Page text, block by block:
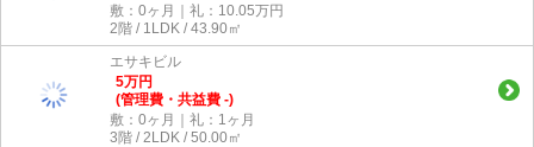
敷：0ヶ月｜礼：10.05万円
2階 / 1LDK / 43.90㎡
エサキビル
5万円
(管理費・共益費 -)
敷：0ヶ月｜礼：1ヶ月
3階 / 2LDK / 50.00㎡